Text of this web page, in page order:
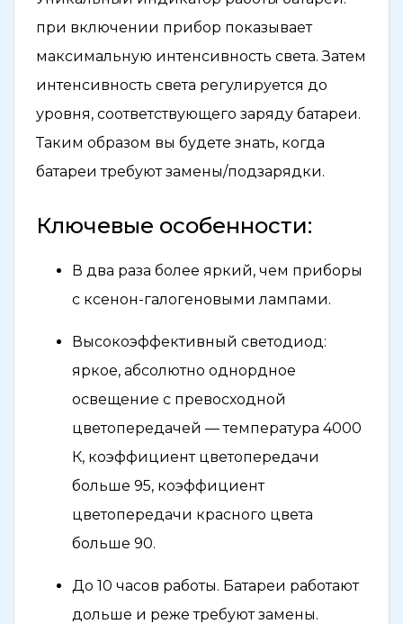
при включении прибор показывает
максимальную интенсивность света. Затем
интенсивность света регулируется до
уровня, соответствующего заряду батареи.
Таким образом вы будете знать, когда
батареи требуют замены/подзарядки.
Ключевые особенности:
В два раза более яркий, чем приборы
с ксенон-галогеновыми лампами.
Высокоэффективный светодиод:
яркое, абсолютно однордное
освещение с превосходной
цветопередачей — температура 4000
К, коэффициент цветопередачи
больше 95, коэффициент
цветопередачи красного цвета
больше 90.
До 10 часов работы. Батареи работают
дольше и реже требуют замены.